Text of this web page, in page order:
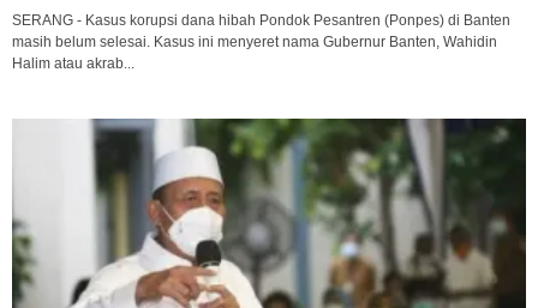
SERANG - Kasus korupsi dana hibah Pondok Pesantren (Ponpes) di Banten
masih belum selesai. Kasus ini menyeret nama Gubernur Banten, Wahidin
Halim atau akrab...